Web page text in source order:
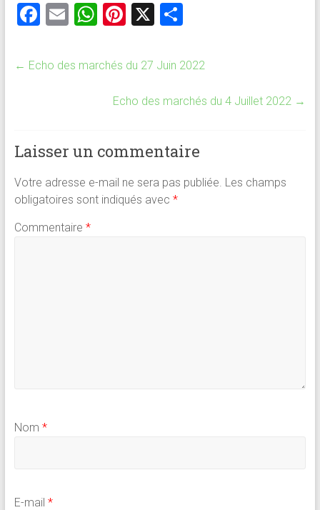
F
ce
E
ai
W
at
p
Pi
er
t
X P
ta
er
← Echo des marchés du 27 Juin 2022
Echo des marchés du 4 Juillet 2022 →
Laisser un commentaire
Votre adresse e-mail ne sera pas publiée. Les champs
obligatoires sont indiqués avec *
Commentaire *
Nom *
E-mail *